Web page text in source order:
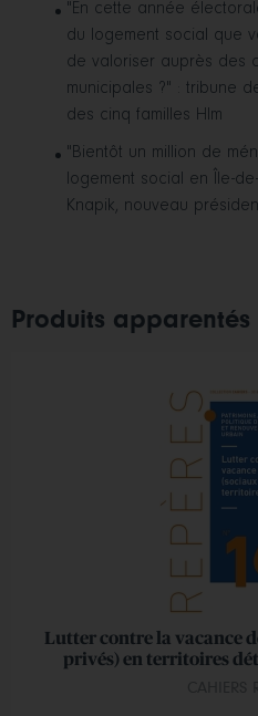
"En cette année
du logement social que
de valoriser auprès des
municipales ?" : tribune
des cinq familles Hlm
"Bientôt un million de
logement social en Île-
Knapik, nouveau
Produits apparentés
Lutter contre la vacance
privés) en territoires